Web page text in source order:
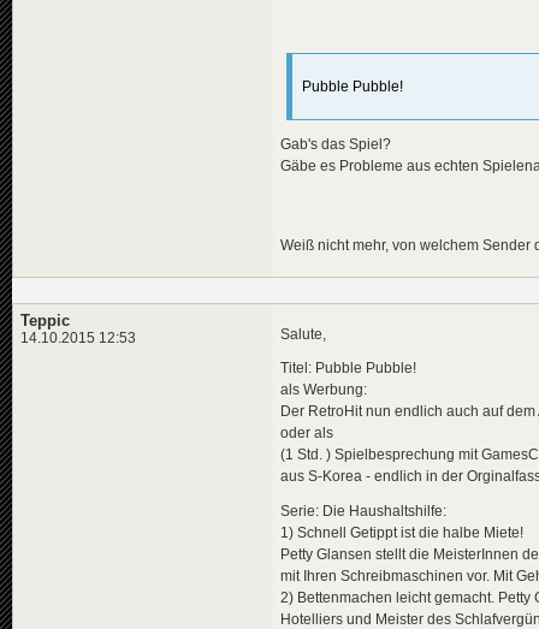
Pubble Pubble!
Gab's das Spiel?
Gäbe es Probleme aus echten
Weiß nicht mehr, von welchem
Teppic
14.10.2015 12:53 Salute,
Titel: Pubble Pubble!
als Werbung:
Der RetroHit nun endlich auch auf dem
oder als
(1 Std. ) Spielbesprechung mit
aus S-Korea - endlich in der
Serie: Die Haushaltshilfe:
1) Schnell Getippt ist die halbe Miete!
Petty Glansen stellt die MeisterInnen
mit Ihren Schreibmaschinen vor. Mit
2) Bettenmachen leicht gemacht. Petty
Hotelliers und Meister des